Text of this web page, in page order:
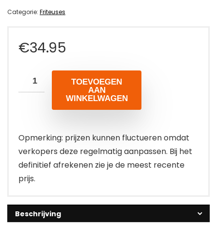
Categorie: Friteuses
€34.95
TOEVOEGEN
AAN
WINKELWAGEN
Opmerking: prijzen kunnen fluctueren omdat
verkopers deze regelmatig aanpassen. Bij het
definitief afrekenen zie je de meest recente
prijs.
Beschrijving